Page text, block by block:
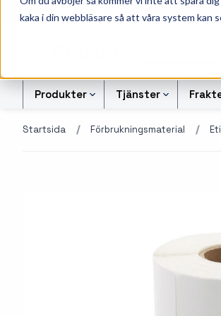
kaka i din webbläsare så att våra system kan
Produkter Tjänster
Startsida Förbrukningsmaterial